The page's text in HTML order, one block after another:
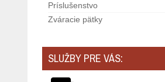
Príslušenstvo
Zváracie pätky
SLUŽBY PRE VÁS: